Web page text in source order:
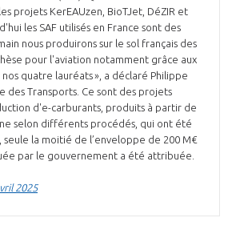
projets KerEAUzen, BioTJet, DéZIR et
les SAF utilisés en France sont des
nous produirons sur le sol français des
pour l'aviation notamment grâce aux
quatre lauréats », a déclaré Philippe
des Transports. Ce sont des projets
d'e-carburants, produits à partir de
selon différents procédés, qui ont été
seule la moitié de l’enveloppe de 200 M€
par le gouvernement a été attribuée.
2025